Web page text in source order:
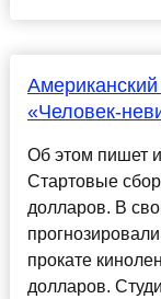
«Человек-
Об этом пишет
Стартовые
долларов. В
прокате
долларов.